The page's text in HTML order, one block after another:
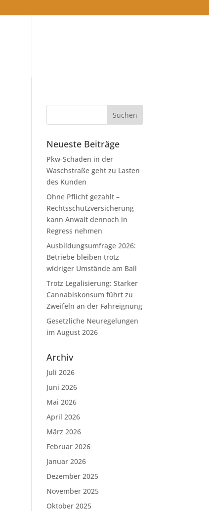
Neueste Beiträge
Pkw-Schaden in der
Waschstraße geht zu Lasten
des Kunden
Ohne Pflicht gezahlt –
Rechtsschutzversicherung
kann Anwalt dennoch in
Regress nehmen
Ausbildungsumfrage 2026:
Betriebe bleiben trotz
widriger Umstände am Ball
Trotz Legalisierung: Starker
Cannabiskonsum führt zu
Zweifeln an der Fahreignung
Gesetzliche Neuregelungen
im August 2026
Archiv
Juli 2026
Juni 2026
Mai 2026
April 2026
März 2026
Februar 2026
Januar 2026
Dezember 2025
November 2025
Oktober 2025